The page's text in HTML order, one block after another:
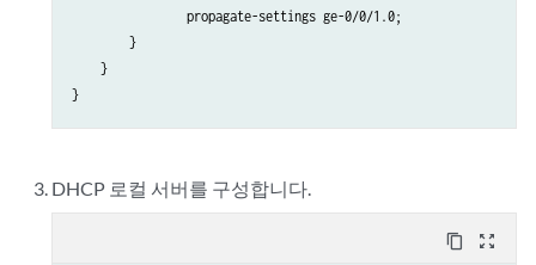
                propagate-settings ge-0/0/1.0;
        }
    }
DHCP 로컬 서버를 구성합니다.
content_copy zoom_out_map